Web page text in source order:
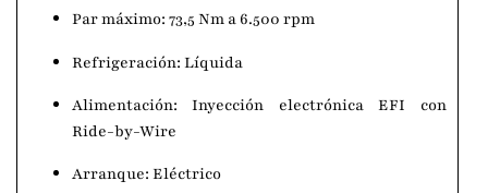
Par máximo: 73,5 Nm a 6.500 rpm
Refrigeración: Líquida
Alimentación: Inyección electrónica EFI con
Ride-by-Wire
Arranque: Eléctrico